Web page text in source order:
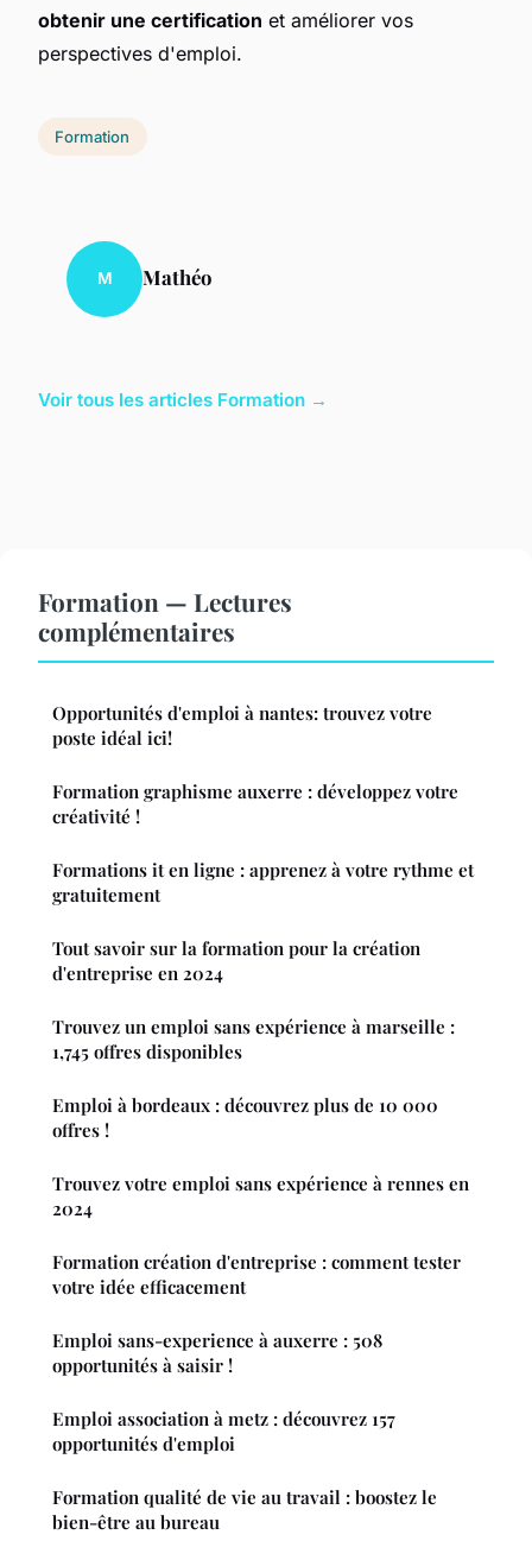
obtenir une certification et améliorer vos
perspectives d'emploi.
Formation
M Mathéo
Voir tous les articles Formation →
Formation — Lectures
complémentaires
Opportunités d'emploi à nantes: trouvez votre
poste idéal ici!
Formation graphisme auxerre : développez votre
créativité !
Formations it en ligne : apprenez à votre rythme et
gratuitement
Tout savoir sur la formation pour la création
d'entreprise en 2024
Trouvez un emploi sans expérience à marseille :
1,745 offres disponibles
Emploi à bordeaux : découvrez plus de 10 000
offres !
Trouvez votre emploi sans expérience à rennes en
2024
Formation création d'entreprise : comment tester
votre idée efficacement
Emploi sans-experience à auxerre : 508
opportunités à saisir !
Emploi association à metz : découvrez 157
opportunités d'emploi
Formation qualité de vie au travail : boostez le
bien-être au bureau